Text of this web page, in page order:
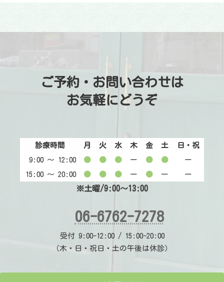
ご予約・お問い合わせは
お気軽にどうぞ
診療時間 月 火 水 木 金 土
日・祝
9:00 〜 12:00
● ● ● ー ● ●
ー
15:00 〜 20:00
● ● ● ー ● ー ー
※土曜/9:00～13:00
06-6762-7278
受付 9:00-12:00 / 15:00-20:00
（木・日・祝日・土の午後は休診）